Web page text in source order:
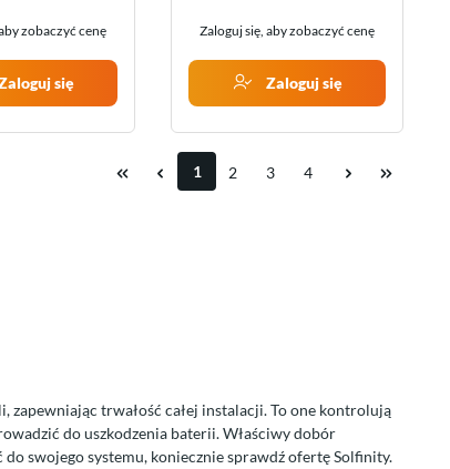
zobaczyć cenę
się
Zaloguj się, aby zobaczyć cenę
Zaloguj się
1 2 3 4
zapewniając trwałość całej instalacji. To one kontrolują
do uszkodzenia baterii. Właściwy dobór
swojego systemu, koniecznie sprawdź ofertę Solfinity.